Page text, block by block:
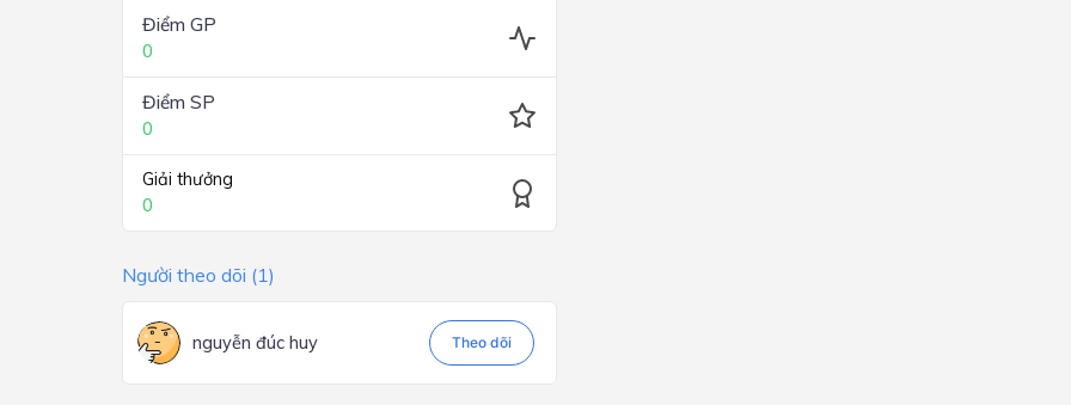
Điểm GP
0
Điểm SP
0
Giải thưởng
0
Người theo dõi (1)
nguyễn đúc huy Theo dõi